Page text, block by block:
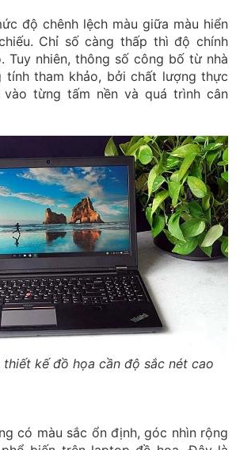
độ chênh lệch màu giữa màu hiển
Chỉ số càng thấp thì độ chính
Tuy nhiên, thông số công bố từ nhà
tính tham khảo, bởi chất lượng thực
từng tấm nền và quá trình cân
kế đồ họa cần độ sắc nét cao
có màu sắc ổn định, góc nhìn rộng